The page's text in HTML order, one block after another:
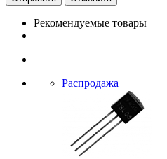
Рекомендуемые товары
Распродажа